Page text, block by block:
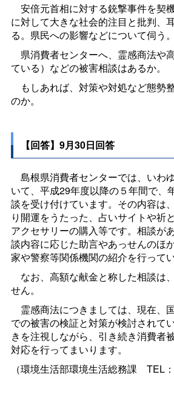
安倍元首相に対する銃撃事件を契
に対して大きな社会的注目と批判、
る。県民への影響などについて伺う。
県消費者センターへ、霊感商法や
ている）などの被害相談はあるか。
もしあれば、対策や対処など態勢
のか。
【回答】9月30日回答
島根県消費者センターでは、いわ
いて、平成29年度以降の５年間で、
談を受け付けています。その内容は
り開運をうたった、占いサイトや祈
アクセサリーの購入等です。相談が
談内容に応じた助言やあっせんのほ
家や警察等関係機関の紹介を行ってい
なお、高額な献金と称した相談は
せん。
霊感商法につきましては、現在、
での被害の検証と対策が検討されて
きを注視しながら、引き続き消費者
対応を行ってまいります。
（環境生活部環境生活総務課 TEL